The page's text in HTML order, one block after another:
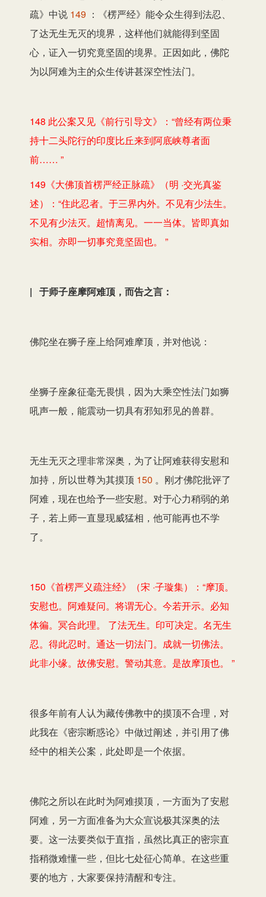
疏》中说 149 ：《楞严经》能令众生得到法忍、
了达无生无灭的境界，这样他们就能得到坚固
心，证入一切究竟坚固的境界。正因如此，佛陀
为以阿难为主的众生传讲甚深空性法门。
148 此公案又见《前行引导文》：“曾经有两位秉
持十二头陀行的印度比丘来到阿底峡尊者面
前…… ”
149《大佛顶首楞严经正脉疏》（明 ·交光真鉴
述）：“住此忍者。于三界内外。不见有少法生。
不见有少法灭。超情离见。一一当体。皆即真如
实相。亦即一切事究竟坚固也。 ”
| 于师子座摩阿难顶，而告之言：
佛陀坐在狮子座上给阿难摩顶，并对他说：
坐狮子座象征毫无畏惧，因为大乘空性法门如狮
吼声一般，能震动一切具有邪知邪见的兽群。
无生无灭之理非常深奥，为了让阿难获得安慰和
加持，所以世尊为其摸顶 150 。刚才佛陀批评了
阿难，现在也给予一些安慰。对于心力稍弱的弟
子，若上师一直显现威猛相，他可能再也不学
了。
150《首楞严义疏注经》（宋 ·子璇集）：“摩顶。
安慰也。阿难疑问。将谓无心。今若开示。必知
体徧。冥合此理。 了法无生。印可决定。名无生
忍。得此忍时。通达一切法门。成就一切佛法。
此非小缘。故佛安慰。警动其意。是故摩顶也。 ”
很多年前有人认为藏传佛教中的摸顶不合理，对
此我在《密宗断惑论》中做过阐述，并引用了佛
经中的相关公案，此处即是一个依据。
佛陀之所以在此时为阿难摸顶，一方面为了安慰
阿难，另一方面准备为大众宣说极其深奥的法
要。这一法要类似于直指，虽然比真正的密宗直
指稍微难懂一些，但比七处征心简单。在这些重
要的地方，大家要保持清醒和专注。